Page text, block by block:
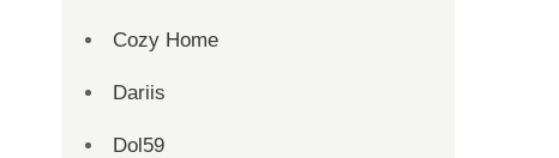
Cozy Home
Dariis
Dol59